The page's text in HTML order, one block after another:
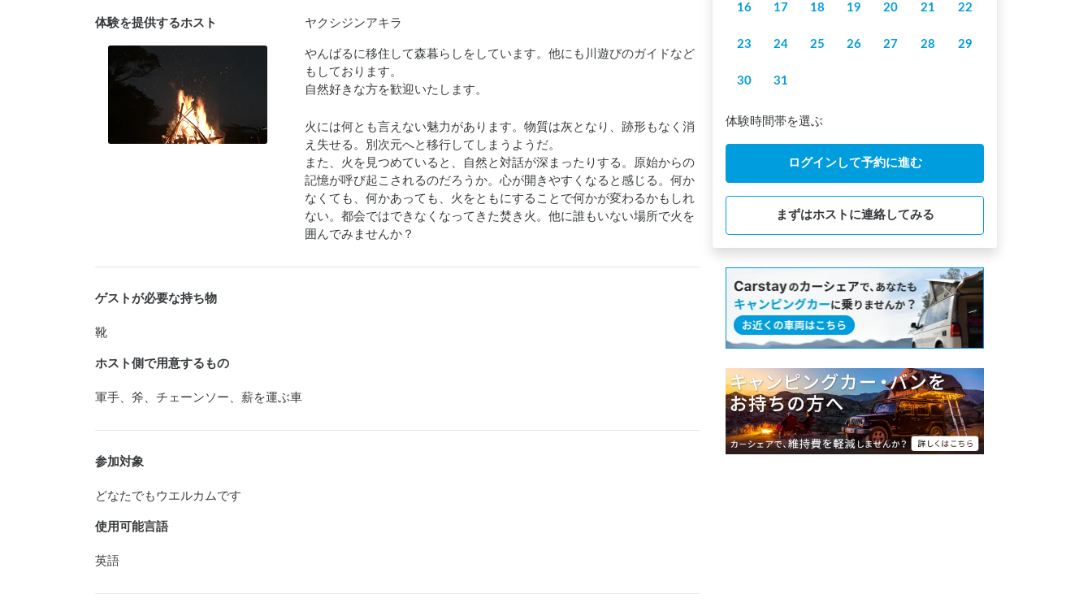
体験を提供するホスト ヤクシジンアキラ
やんばるに移住して森暮らしをしています。他にも川遊びのガイドなど
もしております。
自然好きな方を歓迎いたします。
火には何とも言えない魅力があります。物質は灰となり、跡形もなく消
え失せる。別次元へと移行してしまうようだ。
また、火を見つめていると、自然と対話が深まったりする。原始からの
記憶が呼び起こされるのだろうか。心が開きやすくなると感じる。何か
なくても、何かあっても、火をともにすることで何かが変わるかもしれ
ない。都会ではできなくなってきた焚き火。他に誰もいない場所で火を
囲んでみませんか？
ゲストが必要な持ち物
靴
ホスト側で用意するもの
軍手、斧、チェーンソー、薪を運ぶ車
参加対象
どなたでもウエルカムです
使用可能言語
英語
16 17 18 19 20 21 22
23 24 25 26 27 28 29
30 31
体験時間帯を選ぶ
ログインして予約に進む
まずはホストに連絡してみる